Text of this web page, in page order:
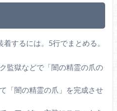
するには。5行でまとめる。
監獄などで「闇の精霊の爪の
「闇の精霊の爪」を完成させ